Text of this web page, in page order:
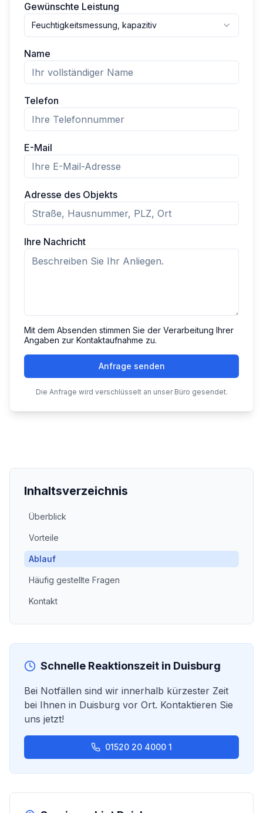
Inhaltsverzeichnis
Überblick
Vorteile
Ablauf
Häufig gestellte Fragen
Kontakt
Schnelle Reaktionszeit in Duisburg
Bei Notfällen sind wir innerhalb kürzester Zeit
bei Ihnen in Duisburg vor Ort. Kontaktieren Sie
uns jetzt!
01520 20 4000 1
Gewünschte Leistung
Feuchtigkeitsmessung, kapazitiv
Name
Telefon
E-Mail
Adresse des Objekts
Ihre Nachricht
Mit dem Absenden stimmen Sie der Verarbeitung Ihrer
Angaben zur Kontaktaufnahme zu.
Anfrage senden
Die Anfrage wird verschlüsselt an unser Büro gesendet.